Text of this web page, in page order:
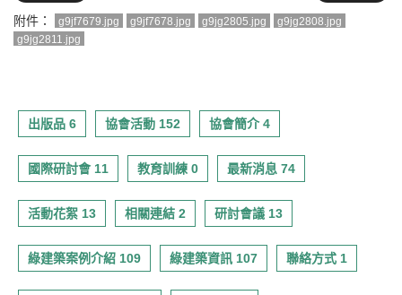
附件：
g9jf7679.jpg g9jf7678.jpg g9jg2805.jpg
g9jg2808.jpg
g9jg2811.jpg
出版品 6 協會活動 152 協會簡介 4
國際研討會 11 教育訓練 0 最新消息 74
活動花絮 13 相關連結 2 研討會議 13
綠建築案例介紹 109 綠建築資訊 107 聯絡方式 1